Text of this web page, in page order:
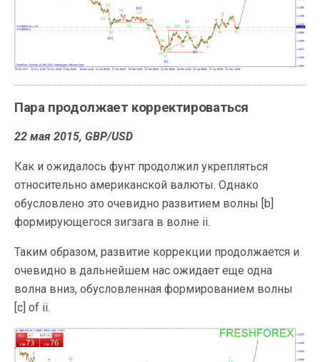
Пара продолжает корректироваться
22 мая 2015, GBP/USD
Как и ожидалось фунт продолжил укрепляться
относительно американской валюты. Однако
обусловлено это очевидно развитием волны [b]
формирующегося зигзага в волне ii.
Таким образом, развитие коррекции продолжается и
очевидно в дальнейшем нас ожидает еще одна
волна вниз, обусловленная формированием волны
[c] of ii.